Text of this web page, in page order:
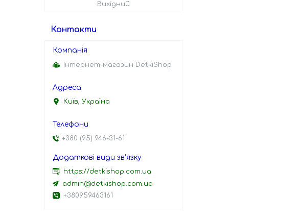
Вихідний
Контакти
Інтернет-магазин DetkiShop
Київ, Україна
+380 (95) 946-31-61
https://detkishop.com.ua
admin@detkishop.com.ua
+380959463161